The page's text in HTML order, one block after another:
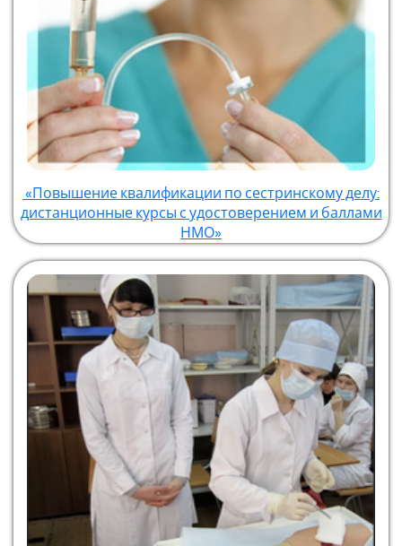
«Повышение квалификации по сестринскому делу:
дистанционные курсы с удостоверением и баллами
НМО»